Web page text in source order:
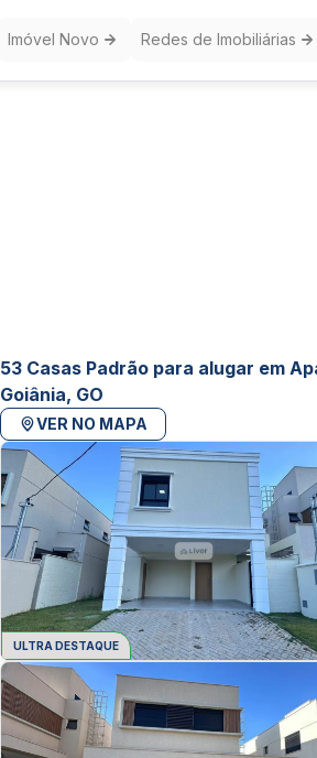
Imóvel Novo Redes de Imobiliárias
53 Casas Padrão para alugar em
Goiânia, GO
VER NO MAPA
ULTRA DESTAQUE